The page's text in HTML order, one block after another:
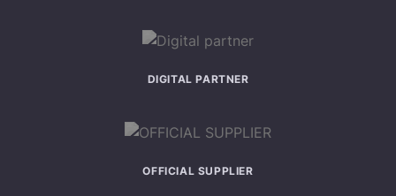
DIGITAL PARTNER
OFFICIAL SUPPLIER